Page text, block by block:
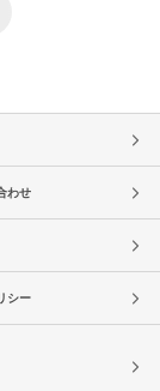
わせ
シー